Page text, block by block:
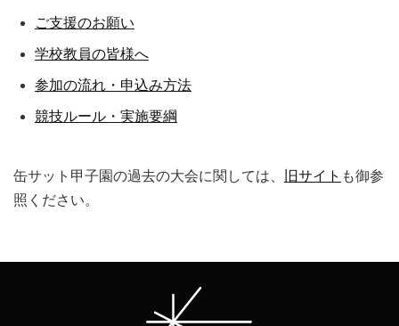
ご支援のお願い
学校教員の皆様へ
参加の流れ・申込み方法
競技ルール・実施要綱
缶サット甲子園の過去の大会に関しては、 旧サイト も御参
照ください。